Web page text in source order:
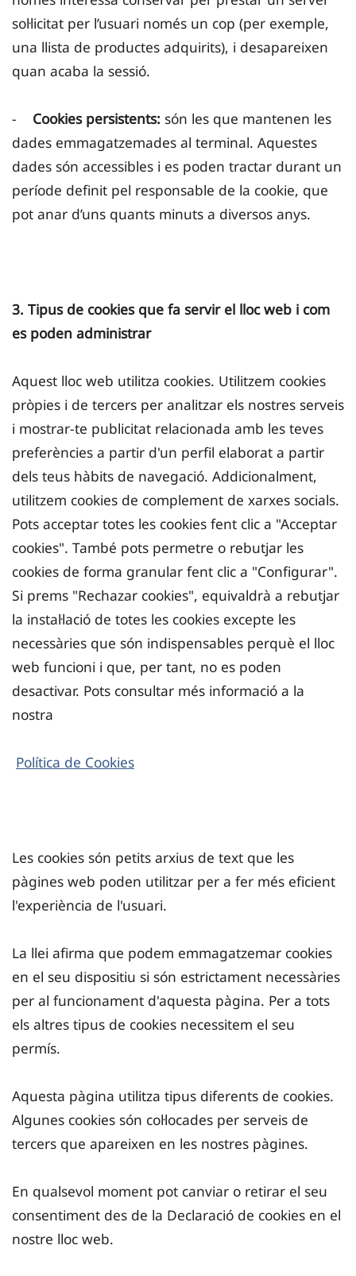
sol·licitat per l’usuari només un cop (per exemple,
una llista de productes adquirits), i desapareixen
quan acaba la sessió.
- Cookies persistents: són les que mantenen les
dades emmagatzemades al terminal. Aquestes
dades són accessibles i es poden tractar durant un
període definit pel responsable de la cookie, que
pot anar d’uns quants minuts a diversos anys.
3. Tipus de cookies que fa servir el lloc web i com
es poden administrar
Aquest lloc web utilitza cookies. Utilitzem cookies
pròpies i de tercers per analitzar els nostres serveis
i mostrar-te publicitat relacionada amb les teves
preferències a partir d'un perfil elaborat a partir
dels teus hàbits de navegació. Addicionalment,
utilitzem cookies de complement de xarxes socials.
Pots acceptar totes les cookies fent clic a "Acceptar
cookies". També pots permetre o rebutjar les
cookies de forma granular fent clic a "Configurar".
Si prems "Rechazar cookies", equivaldrà a rebutjar
la instal·lació de totes les cookies excepte les
necessàries que són indispensables perquè el lloc
web funcioni i que, per tant, no es poden
desactivar. Pots consultar més informació a la
nostra
Política de Cookies
Les cookies són petits arxius de text que les
pàgines web poden utilitzar per a fer més eficient
l'experiència de l'usuari.
La llei afirma que podem emmagatzemar cookies
en el seu dispositiu si són estrictament necessàries
per al funcionament d'aquesta pàgina. Per a tots
els altres tipus de cookies necessitem el seu
permís.
Aquesta pàgina utilitza tipus diferents de cookies.
Algunes cookies són col·locades per serveis de
tercers que apareixen en les nostres pàgines.
En qualsevol moment pot canviar o retirar el seu
consentiment des de la Declaració de cookies en el
nostre lloc web.